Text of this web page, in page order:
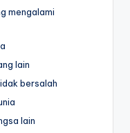
mengalami
lain
bersalah
lain